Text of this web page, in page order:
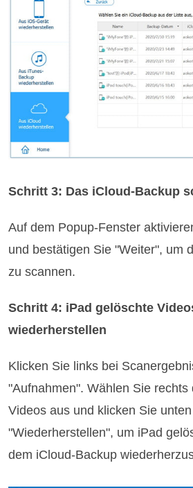
Schritt 3: Das iCloud-Backup
Auf dem Popup-Fenster
und bestätigen Sie "Weiter", um
zu scannen.
Schritt 4: iPad gelöschte
wiederherstellen
Klicken Sie links bei
"Aufnahmen". Wählen Sie rechts
Videos aus und klicken Sie
"Wiederherstellen", um iPad
dem iCloud-Backup